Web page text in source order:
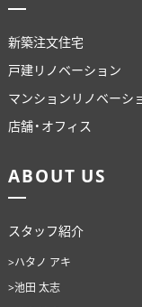
新築注文住宅
戸建リノベーション
マンションリノベーシ
店舗・オフィス
ABOUT US
スタッフ紹介
>ハタノ アキ
>池田 太志